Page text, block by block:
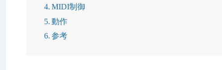
MIDI制御
動作
参考